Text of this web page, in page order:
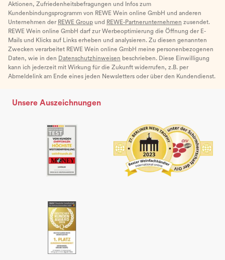
Aktionen, Zufriedenheitsbefragungen und Infos zum
Kundenbindungsprogramm von REWE Wein online GmbH und anderen
Unternehmen der REWE Group und REWE-Partnerunternehmen zusendet.
REWE Wein online GmbH darf zur Werbeoptimierung die Öffnung der E-
Mails und Klicks auf Links erheben und analysieren. Zu diesen genannten
Zwecken verarbeitet REWE Wein online GmbH meine personenbezogenen
Daten, wie in den Datenschutzhinweisen beschrieben. Diese Einwilligung
kann ich jederzeit mit Wirkung für die Zukunft widerrufen, z.B. per
Abmeldelink am Ende eines jeden Newsletters oder über den Kundendienst.
Unsere Auszeichnungen